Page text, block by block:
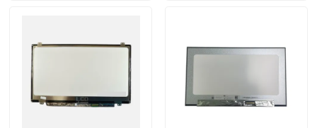
Замена экрана LCD Acer